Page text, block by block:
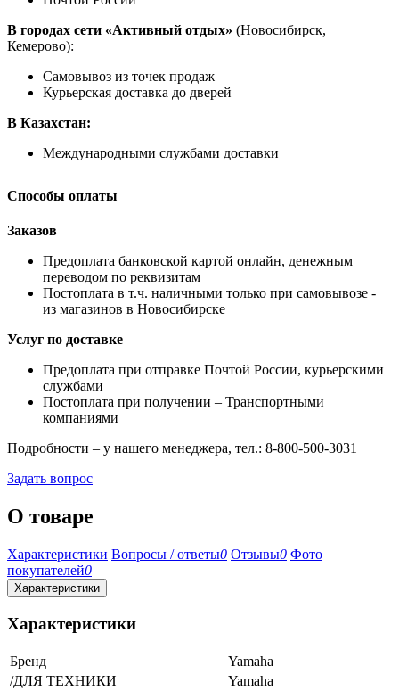
В городах сети «Активный отдых» (Новосибирск,
Кемерово):
Самовывоз из точек продаж
Курьерская доставка до дверей
В Казахстан:
Международными службами доставки
Способы оплаты
Заказов
Предоплата банковской картой онлайн, денежным
переводом по реквизитам
Постоплата в т.ч. наличными только при самовывозе -
из магазинов в Новосибирске
Услуг по доставке
Предоплата при отправке Почтой России, курьерскими
службами
Постоплата при получении – Транспортными
компаниями
Подробности – у нашего менеджера, тел.: 8-800-500-3031
Задать вопрос
О товаре
Характеристики Вопросы / ответы0 Отзывы0 Фото
покупателей0
Характеристики
Характеристики
Бренд
Yamaha
/ДЛЯ ТЕХНИКИ
Yamaha